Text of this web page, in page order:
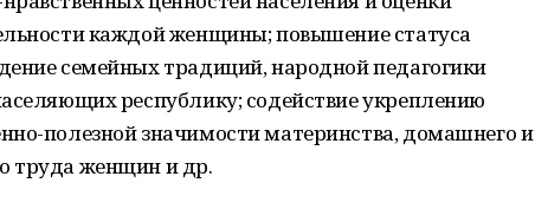
каждой женщины; повышение статуса
семейных традиций, народной педагогики
республику; содействие укреплению
полезной значимости материнства, домашнего и
труда женщин и др.